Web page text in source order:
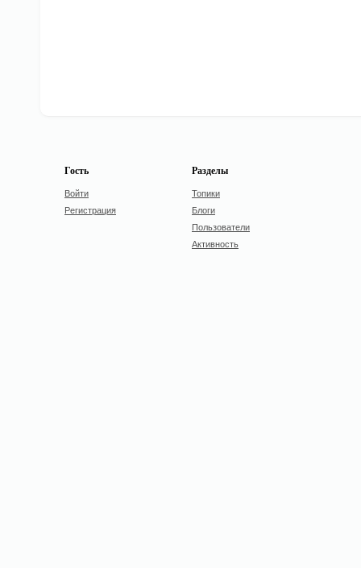
Гость
Войти
Регистрация
Разделы
Топики
Блоги
Пользователи
Активность